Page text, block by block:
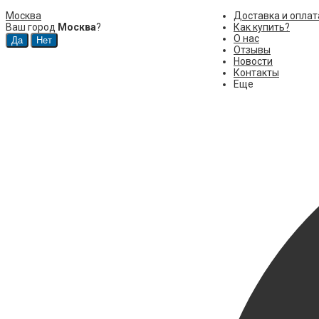
Москва
Ваш город Москва?
Доставка и
Как купить?
О нас
Отзывы
Новости
Контакты
Еще